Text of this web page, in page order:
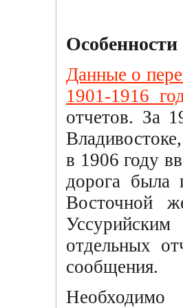
Данные о
1901-1916
отчетов. За
в 1906 году
дорога была
Восточной
отдельных
сообщения.
Необходимо